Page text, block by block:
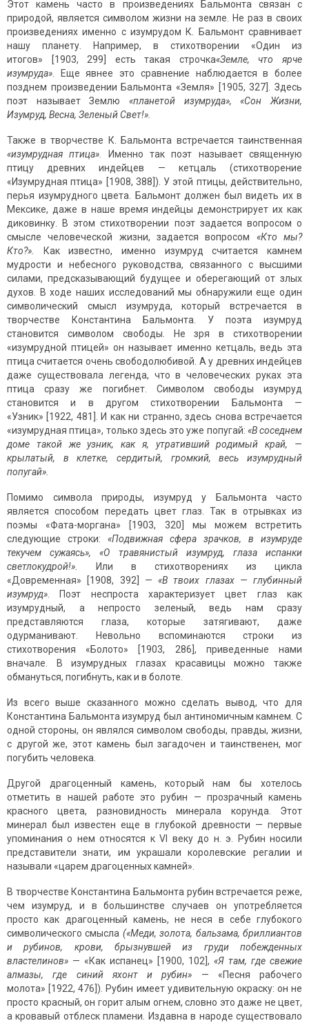
Этот камень часто в произведениях Бальмонта связан с
природой, является символом жизни на земле. Не раз в своих
произведениях именно с изумрудом К. Бальмонт сравнивает
нашу планету. Например, в стихотворении «Один из
итогов» [1903, 299] есть такая строчка«Земле, что ярче
изумруда» . Еще явнее это сравнение наблюдается в более
позднем произведении Бальмонта «Земля» [1905, 327]. Здесь
поэт называет Землю «планетой изумруда», «Сон Жизни,
Изумруд, Весна, Зеленый Свет!».
Также в творчестве К. Бальмонта встречается таинственная
«изумрудная птица» . Именно так поэт называет священную
птицу древних индейцев — кетцаль (стихотворение
«Изумрудная птица» [1908, 388]). У этой птицы, действительно,
перья изумрудного цвета. Бальмонт должен был видеть их в
Мексике, даже в наше время индейцы демонстрирует их как
диковинку. В этом стихотворении поэт задается вопросом о
смысле человеческой жизни, задается вопросом «Кто мы?
Кто?».
Как известно, именно изумруд считается камнем
мудрости и небесного руководства, связанного с высшими
силами, предсказывающий будущее и оберегающий от злых
духов. В ходе наших исследований мы обнаружили еще один
символический смысл изумруда, который встречается в
творчестве Константина Бальмонта. У поэта изумруд
становится символом свободы. Не зря в стихотворении
«изумрудной птицей» он называет именно кетцаль, ведь эта
птица считается очень свободолюбивой. А у древних индейцев
даже существовала легенда, что в человеческих руках эта
птица сразу же погибнет. Символом свободы изумруд
становится и в другом стихотворении Бальмонта —
«Узник» [1922, 481]. И как ни странно, здесь снова встречается
«изумрудная птица», только здесь это уже попугай: «В соседнем
доме такой же узник, как я, утративший родимый край, —
крылатый, в клетке, сердитый, громкий, весь изумрудный
попугай».
Помимо символа природы, изумруд у Бальмонта часто
является способом передать цвет глаз. Так в отрывках из
поэмы «Фата-моргана» [1903, 320] мы можем встретить
следующие строки: «Подвижная сфера зрачков, в изумруде
текучем сужаясь», «О травянистый изумруд, глаза испанки
светлокудрой!».
Или в стихотворениях из цикла
«Довременная» [1908, 392] — «В твоих глазах — глубинный
изумруд» . Поэт неспроста характеризует цвет глаз как
изумрудный, а непросто зеленый, ведь нам сразу
представляются глаза, которые затягивают, даже
одурманивают. Невольно вспоминаются строки из
стихотворения «Болото» [1903, 286], приведенные нами
вначале. В изумрудных глазах красавицы можно также
обмануться, погибнуть, как и в болоте.
Из всего выше сказанного можно сделать вывод, что для
Константина Бальмонта изумруд был антиномичным камнем. С
одной стороны, он являлся символом свободы, правды, жизни,
с другой же, этот камень был загадочен и таинственен, мог
погубить человека.
Другой драгоценный камень, который нам бы хотелось
отметить в нашей работе это рубин — прозрачный камень
красного цвета, разновидность минерала корунда. Этот
минерал был известен еще в глубокой древности — первые
упоминания о нем относятся к VI веку до н. э. Рубин носили
представители знати, им украшали королевские регалии и
называли «царем драгоценных камней».
В творчестве Константина Бальмонта рубин встречается реже,
чем изумруд, и в большинстве случаев он употребляется
просто как драгоценный камень, не неся в себе глубокого
символического смысла («Меди, золота, бальзама, бриллиантов
и рубинов, крови, брызнувшей из груди побежденных
властелинов» — «Как испанец» [1900, 102], «Я там, где свежие
алмазы, где синий яхонт и рубин» — «Песня рабочего
молота» [1922, 476]). Рубин имеет удивительную окраску: он не
просто красный, он горит алым огнем, словно это даже не цвет,
а кровавый отблеск пламени. Издавна в народе существовало